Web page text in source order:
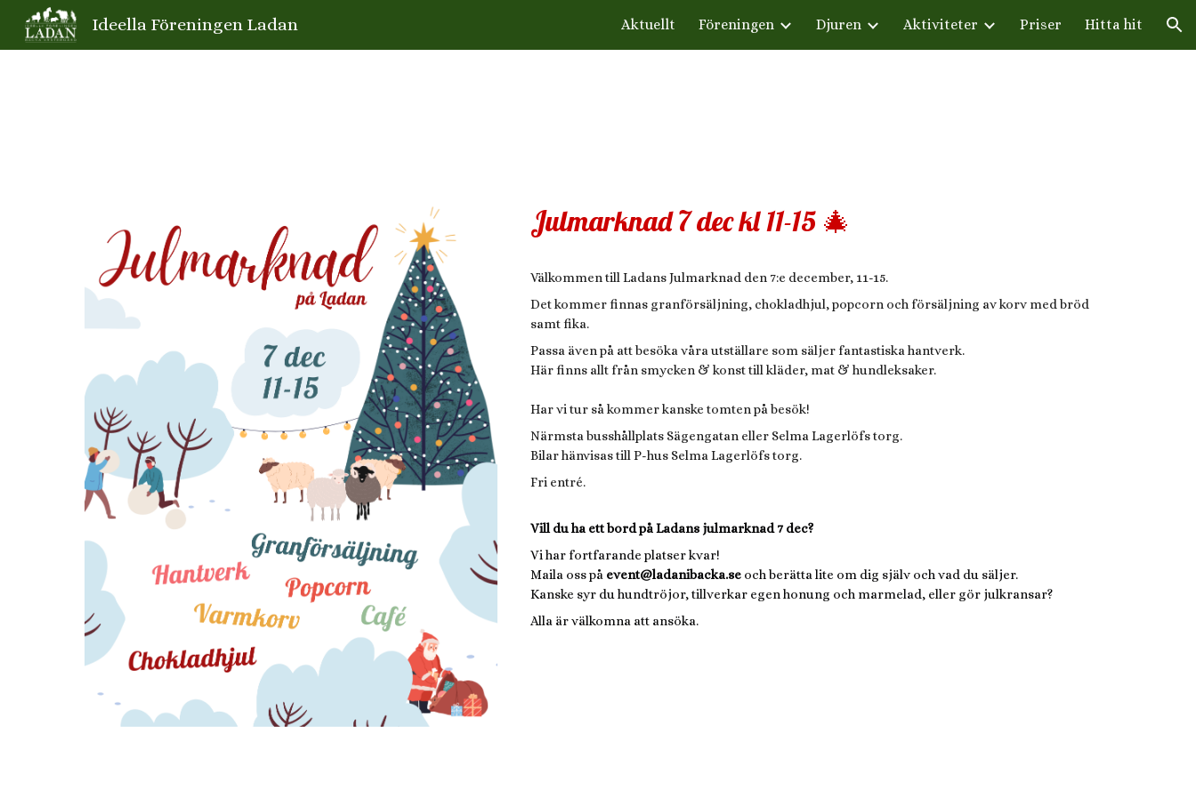
Skip to navigation
Ideella Föreningen Ladan Aktuellt Föreningen Djuren Aktiviteter Priser Hitta hit
Julmarknad 7 dec kl 11-15 🎄
Välkommen till Ladans Julmarknad den 7:e december, 11-15.
Det kommer finnas granförsäljning, chokladhjul, popcorn och försäljning av korv med bröd
samt fika.
Passa även på att besöka våra utställare som säljer fantastiska hantverk.
Här finns allt från smycken & konst till kläder, mat & hundleksaker.
Har vi tur så kommer kanske tomten på besök!
Närmsta busshållplats Sägengatan eller Selma Lagerlöfs torg.
Bilar hänvisas till P-hus Selma Lagerlöfs torg.
Fri entré.
Vill du ha ett bord på Ladans julmarknad 7 dec?
Vi har fortfarande platser kvar!
Maila oss på event@ladanibacka.se och berätta lite om dig själv och vad du säljer.
Kanske syr du hundtröjor, tillverkar egen honung och marmelad, eller gör julkransar?
Alla är välkomna att ansöka.